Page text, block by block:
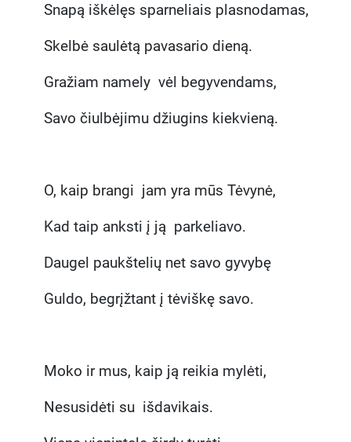
Snapą iškėlęs sparneliais plasnodamas,
Skelbė saulėtą pavasario dieną.
Gražiam namely vėl begyvendams,
Savo čiulbėjimu džiugins kiekvieną.
O, kaip brangi jam yra mūs Tėvynė,
Kad taip anksti į ją parkeliavo.
Daugel paukštelių net savo gyvybę
Guldo, begrįžtant į tėviškę savo.
Moko ir mus, kaip ją reikia mylėti,
Nesusidėti su išdavikais.